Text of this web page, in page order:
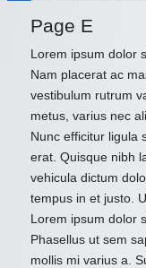
Page E
Lorem ipsum dolor
Nam placerat ac
vestibulum rutrum
metus, varius nec
Nunc efficitur ligula
erat. Quisque nibh
vehicula dictum
tempus in et justo.
Lorem ipsum dolor
Phasellus ut sem
mollis mi varius a.